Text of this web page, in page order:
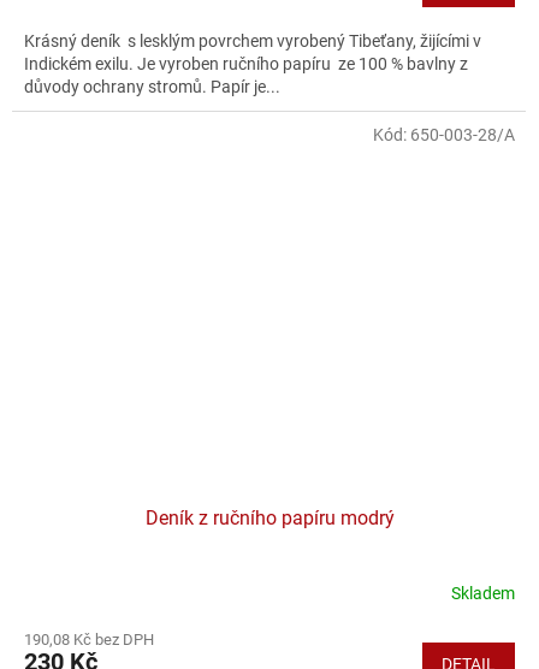
Krásný deník s lesklým povrchem vyrobený Tibeťany, žijícími v
Indickém exilu. Je vyroben ručního papíru ze 100 % bavlny z
důvody ochrany stromů. Papír je...
Deník z ručního papíru modrý
Skladem
190,08 Kč bez DPH
230 Kč DETAIL
Kód: 650-003-28/A